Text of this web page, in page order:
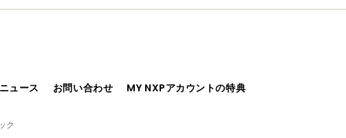
ュース お問い合わせ MY NXPアカウントの特典
ク